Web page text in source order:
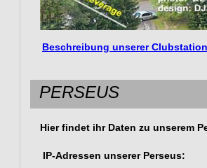
PERSEUS
Hier findet ihr Daten zu unserem
IP-Adressen unserer Perseus:
Beschreibung unserer